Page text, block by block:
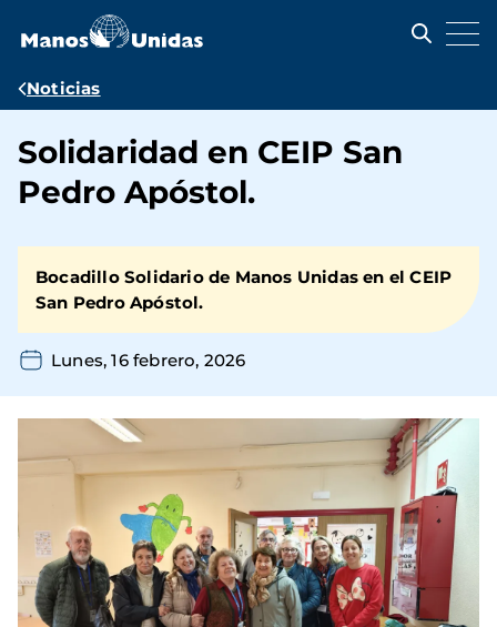
contenido
Ruta
navegación
Noticias
Solidaridad en CEIP San
Pedro Apóstol.
Bocadillo Solidario de Manos Unidas en el CEIP
San Pedro Apóstol.
Lunes, 16 febrero, 2026